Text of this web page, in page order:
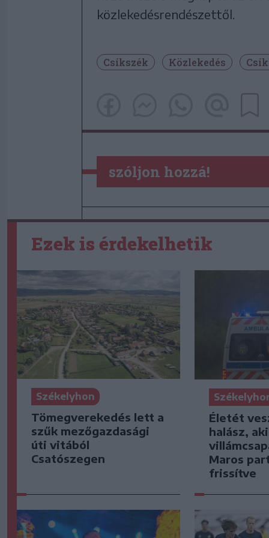
közlekedésrendészettől.
Csíkszék Közlekedés
szóljon hozzá!
Ezek is érdekelhetik
Székelyhon
Tömegverekedés lett a
szűk mezőgazdasági
úti vitából
Csatószegen
Életét
halász,
Maros
frissítve